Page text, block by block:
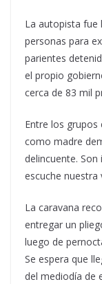
La autopista fue
personas para
parientes
el propio
cerca de 83 mil
Entre los grupos
como madre
delincuente.
escuche nuestra
La caravana
entregar un
luego de
Se espera que
del mediodía de